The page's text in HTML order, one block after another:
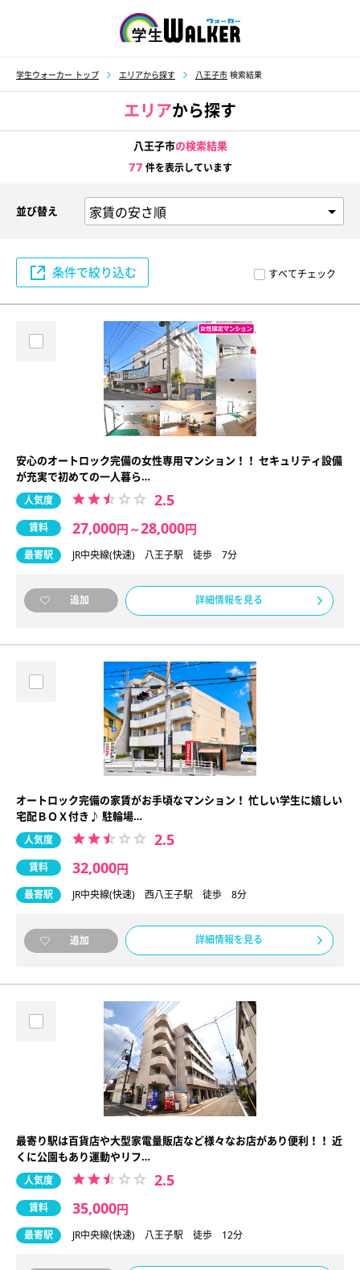
学生ウォーカー トップ エリアから探す 八王子市 検索結果
エリアから探す
八王子市の検索結果
77 件を表示しています
すべてチェック
並び替え
条件で絞り込む
安心のオートロック完備の女性専用マンション！！ セキュリティ設備
が充実で初めての一人暮ら…
人気度 2.5
賃料 27,000円 ～28,000円
最寄駅 JR中央線(快速) 八王子駅 徒歩 7分
追加 詳細情報を見る
オートロック完備の家賃がお手頃なマンション！ 忙しい学生に嬉しい
宅配ＢＯＸ付き♪ 駐輪場…
人気度 2.5
賃料 32,000円
最寄駅 JR中央線(快速) 西八王子駅 徒歩 8分
追加 詳細情報を見る
最寄り駅は百貨店や大型家電量販店など様々なお店があり便利！！ 近
くに公園もあり運動やリフ…
人気度 2.5
賃料 35,000円
最寄駅 JR中央線(快速) 八王子駅 徒歩 12分